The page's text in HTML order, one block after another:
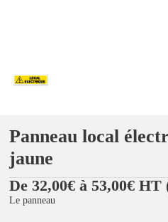
Panneau local
jaune
De 32,00€ à 53,00€ HT
Le panneau